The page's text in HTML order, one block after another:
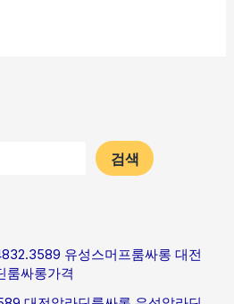
검색
유성스머프룸싸롱 대전
룸싸롱가격